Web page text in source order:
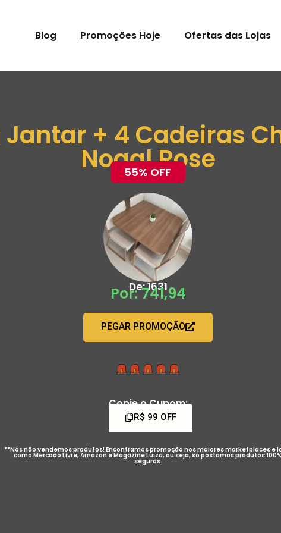
Blog Promoções Hoje Ofertas das Lojas
+ 4 Cadeiras
Nogal Rose
55% OFF
De: 1631
Por: 741,94
PEGAR PROMOÇÃO
Copie o Cupom:
R$ 99 OFF
**Nós não vendemos produtos! Encontramos promoção nos maiores marketplaces e
como Mercado Livre, Amazon e Magazine Luiza, ou seja, só postamos produtos 100%
seguros.